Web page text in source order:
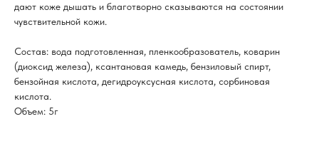
дают коже дышать и благотворно сказываются на состоянии
чувствительной кожи.
Состав: вода подготовленная, пленкообразователь, коварин
(диоксид железа), ксантановая камедь, бензиловый спирт,
бензойная кислота, дегидроуксусная кислота, сорбиновая
кислота.
Объем: 5г